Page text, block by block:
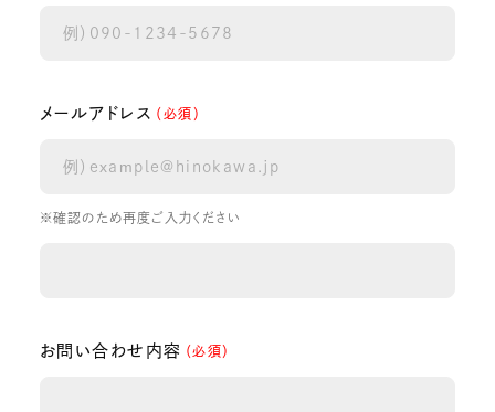
メールアドレス （必須）
※確認のため再度ご入力ください
お問い合わせ内容 （必須）